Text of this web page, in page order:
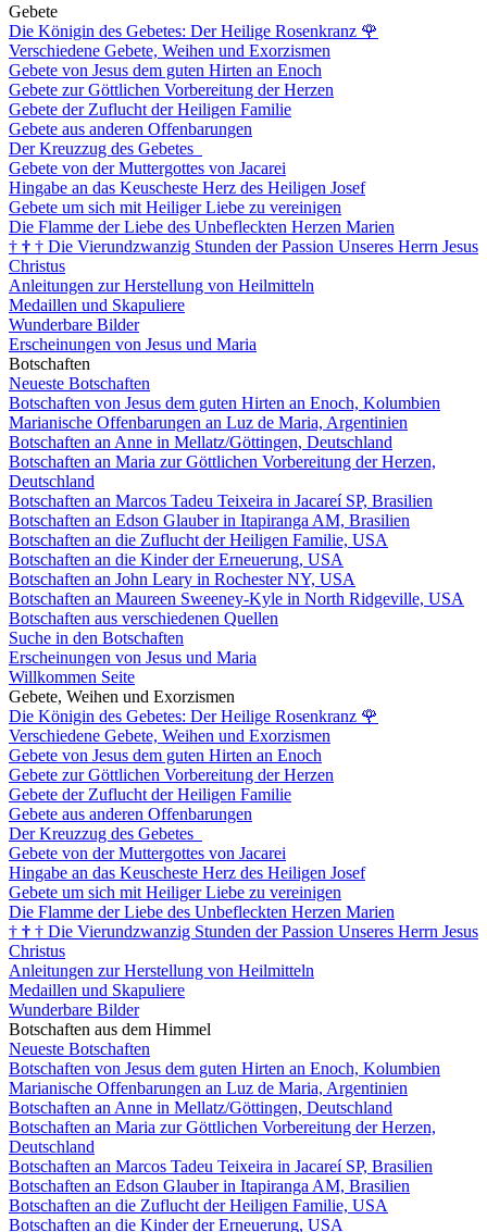
Gebete
Die Königin des Gebetes: Der Heilige Rosenkranz 🌹
Verschiedene Gebete, Weihen und Exorzismen
Gebete von Jesus dem guten Hirten an Enoch
Gebete zur Göttlichen Vorbereitung der Herzen
Gebete der Zuflucht der Heiligen Familie
Gebete aus anderen Offenbarungen
Der Kreuzzug des Gebetes
Gebete von der Muttergottes von Jacarei
Hingabe an das Keuscheste Herz des Heiligen Josef
Gebete um sich mit Heiliger Liebe zu vereinigen
Die Flamme der Liebe des Unbefleckten Herzen Marien
† † † Die Vierundzwanzig Stunden der Passion Unseres Herrn Jesus
Christus
Anleitungen zur Herstellung von Heilmitteln
Medaillen und Skapuliere
Wunderbare Bilder
Erscheinungen von Jesus und Maria
Botschaften
Neueste Botschaften
Botschaften von Jesus dem guten Hirten an Enoch, Kolumbien
Marianische Offenbarungen an Luz de Maria, Argentinien
Botschaften an Anne in Mellatz/Göttingen, Deutschland
Botschaften an Maria zur Göttlichen Vorbereitung der Herzen,
Deutschland
Botschaften an Marcos Tadeu Teixeira in Jacareí SP, Brasilien
Botschaften an Edson Glauber in Itapiranga AM, Brasilien
Botschaften an die Zuflucht der Heiligen Familie, USA
Botschaften an die Kinder der Erneuerung, USA
Botschaften an John Leary in Rochester NY, USA
Botschaften an Maureen Sweeney-Kyle in North Ridgeville, USA
Botschaften aus verschiedenen Quellen
Suche in den Botschaften
Erscheinungen von Jesus und Maria
Willkommen Seite
Gebete, Weihen und Exorzismen
Die Königin des Gebetes: Der Heilige Rosenkranz 🌹
Verschiedene Gebete, Weihen und Exorzismen
Gebete von Jesus dem guten Hirten an Enoch
Gebete zur Göttlichen Vorbereitung der Herzen
Gebete der Zuflucht der Heiligen Familie
Gebete aus anderen Offenbarungen
Der Kreuzzug des Gebetes
Gebete von der Muttergottes von Jacarei
Hingabe an das Keuscheste Herz des Heiligen Josef
Gebete um sich mit Heiliger Liebe zu vereinigen
Die Flamme der Liebe des Unbefleckten Herzen Marien
† † † Die Vierundzwanzig Stunden der Passion Unseres Herrn Jesus
Christus
Anleitungen zur Herstellung von Heilmitteln
Medaillen und Skapuliere
Wunderbare Bilder
Botschaften aus dem Himmel
Neueste Botschaften
Botschaften von Jesus dem guten Hirten an Enoch, Kolumbien
Marianische Offenbarungen an Luz de Maria, Argentinien
Botschaften an Anne in Mellatz/Göttingen, Deutschland
Botschaften an Maria zur Göttlichen Vorbereitung der Herzen,
Deutschland
Botschaften an Marcos Tadeu Teixeira in Jacareí SP, Brasilien
Botschaften an Edson Glauber in Itapiranga AM, Brasilien
Botschaften an die Zuflucht der Heiligen Familie, USA
Botschaften an die Kinder der Erneuerung, USA